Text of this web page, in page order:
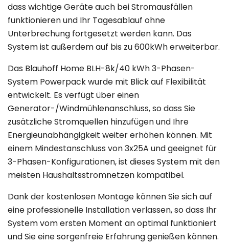
dass wichtige Geräte auch bei Stromausfällen
funktionieren und Ihr Tagesablauf ohne
Unterbrechung fortgesetzt werden kann. Das
System ist außerdem auf bis zu 600kWh erweiterbar.
Das Blauhoff Home BLH-8k/40 kWh 3-Phasen-
System Powerpack wurde mit Blick auf Flexibilität
entwickelt. Es verfügt über einen
Generator-/Windmühlenanschluss, so dass Sie
zusätzliche Stromquellen hinzufügen und Ihre
Energieunabhängigkeit weiter erhöhen können. Mit
einem Mindestanschluss von 3x25A und geeignet für
3-Phasen-Konfigurationen, ist dieses System mit den
meisten Haushaltsstromnetzen kompatibel.
Dank der kostenlosen Montage können Sie sich auf
eine professionelle Installation verlassen, so dass Ihr
System vom ersten Moment an optimal funktioniert
und Sie eine sorgenfreie Erfahrung genießen können.